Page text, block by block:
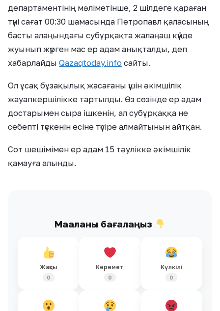
департаментінің мәліметінше, 2 шілдеге қараған
түні сағат 00:30 шамасында Петропавл қаласының
басты алаңындағы субұрқақта жалаңаш күйде
жуынып жүрген мас ер адам анықталды, деп
хабарлайды Qazaqtoday.info сайты.
Ол ұсақ бұзақылық жасағаны үшін әкімшілік
жауапкершілікке тартылды. Өз сөзінде ер адам
достарымен сыра ішкенін, ал субұрқаққа не
себепті түскенін есіне түсіре алмайтынын айтқан.
Сот шешімімен ер адам 15 тәулікке әкімшілік
қамауға алынды.
Мақаланы бағалаңыз
Жақсы
0
Керемет
0
Күлкілі
0